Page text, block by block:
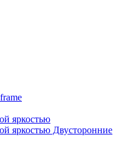
яркостью
яркостью Двусторонние